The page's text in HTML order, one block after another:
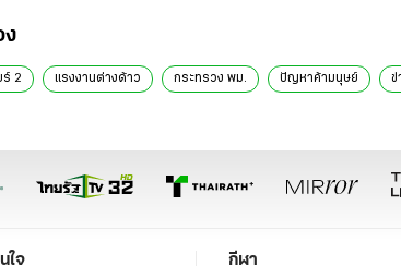
ง
ร์ 2 แรงงานต่างด้าว กระทรวง พม. ปัญหาค้ามนุษย์ ข่
ใจ กีฬา